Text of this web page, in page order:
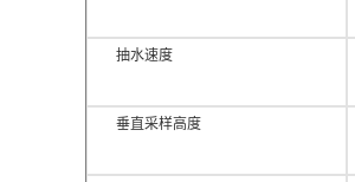
抽水速度
垂直采样高度